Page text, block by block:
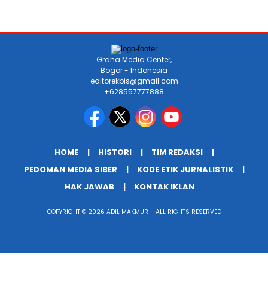
Graha Media Center,
Bogor - Indonesia
editorekbis@gmail.com
+628557777888
HOME HISTORI
TIM REDAKSI
PEDOMAN MEDIA SIBER
KODE ETIK JURNALISTIK
HAK JAWAB
KONTAK IKLAN
COPYRIGHT © 2026 ADIL MAKMUR - ALL RIGHTS RESERVED